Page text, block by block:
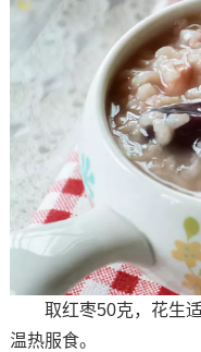
取红枣50克，花生
温热服食。